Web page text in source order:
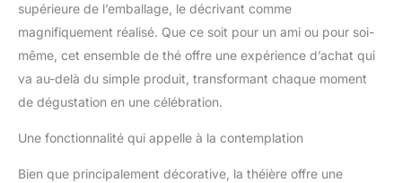
supérieure de l’emballage, le décrivant comme
magnifiquement réalisé. Que ce soit pour un ami ou pour soi-
même, cet ensemble de thé offre une expérience d’achat qui
va au-delà du simple produit, transformant chaque moment
de dégustation en une célébration.
Une fonctionnalité qui appelle à la contemplation
Bien que principalement décorative, la théière offre une